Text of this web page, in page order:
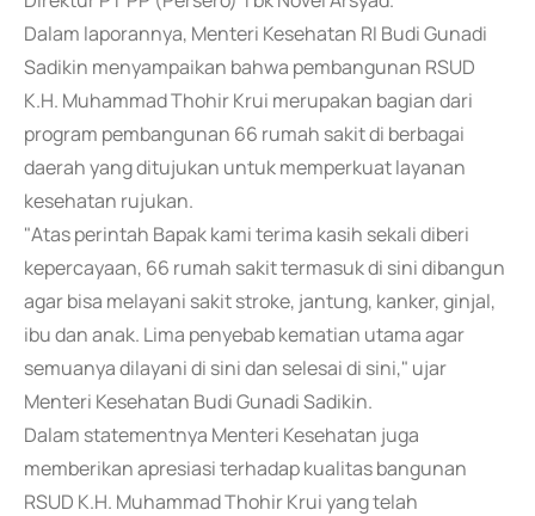
Dalam laporannya, Menteri Kesehatan RI Budi Gunadi
Sadikin menyampaikan bahwa pembangunan RSUD
K.H. Muhammad Thohir Krui merupakan bagian dari
program pembangunan 66 rumah sakit di berbagai
daerah yang ditujukan untuk memperkuat layanan
kesehatan rujukan.
"Atas perintah Bapak kami terima kasih sekali diberi
kepercayaan, 66 rumah sakit termasuk di sini dibangun
agar bisa melayani sakit stroke, jantung, kanker, ginjal,
ibu dan anak. Lima penyebab kematian utama agar
semuanya dilayani di sini dan selesai di sini," ujar
Menteri Kesehatan Budi Gunadi Sadikin.
Dalam statementnya Menteri Kesehatan juga
memberikan apresiasi terhadap kualitas bangunan
RSUD K.H. Muhammad Thohir Krui yang telah